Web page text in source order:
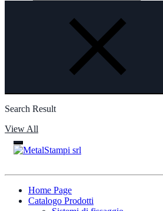
Search Result
View All
Home Page
Catalogo Prodotti